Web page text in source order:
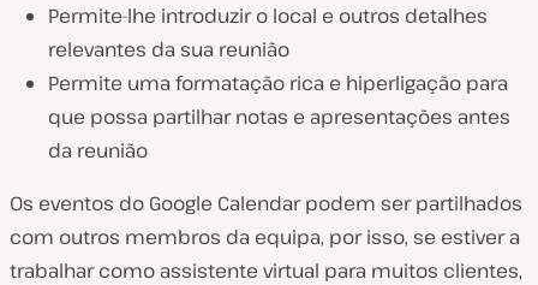
Permite-lhe introduzir o local e outros detalhes
relevantes da sua reunião
Permite uma formatação rica e hiperligação para
que possa partilhar notas e apresentações antes
da reunião
Os eventos do Google Calendar podem ser partilhados
com outros membros da equipa, por isso, se estiver a
trabalhar como assistente virtual para muitos clientes,